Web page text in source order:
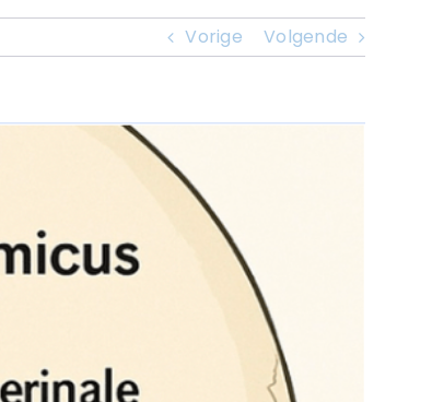
Vorige Volgende